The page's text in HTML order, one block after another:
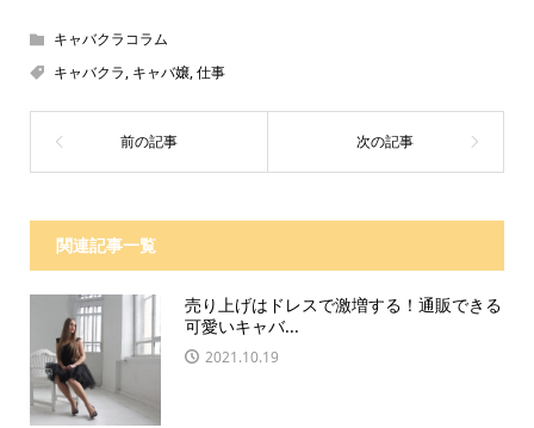
キャバクラコラム
キャバクラ, キャバ嬢,仕事
関連記事一覧
売り上げはドレスで激増する！通販できる
可愛いキャバ...
2021.10.19